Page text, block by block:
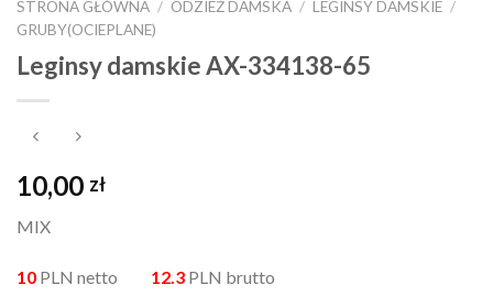
STRONA GŁÓWNA / ODZIEŻ DAMSKA / LEGINSY DAMSKIE /
GRUBY(OCIEPLANE)
Leginsy damskie AX-334138-65
10,00 zł
MIX
10 PLN netto 12.3 PLN brutto